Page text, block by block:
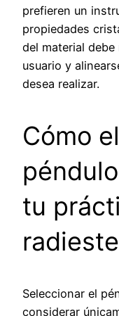
prefieren un
propiedades
del material
usuario y
desea realizar.
Cómo
tu
Seleccionar el
considerar